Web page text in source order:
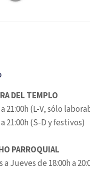
DEL TEMPLO
a 21:00h (L-V, sólo
21:00h (S-D y festivos)
PARROQUIAL
a Jueves de 18:00h a